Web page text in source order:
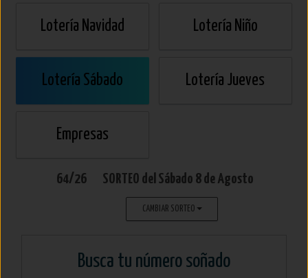
Lotería Navidad Lotería Niño
Lotería Sábado Lotería Jueves
Empresas
64/26 SORTEO del Sábado 8 de Agosto
CAMBIAR SORTEO
Busca tu número soñado